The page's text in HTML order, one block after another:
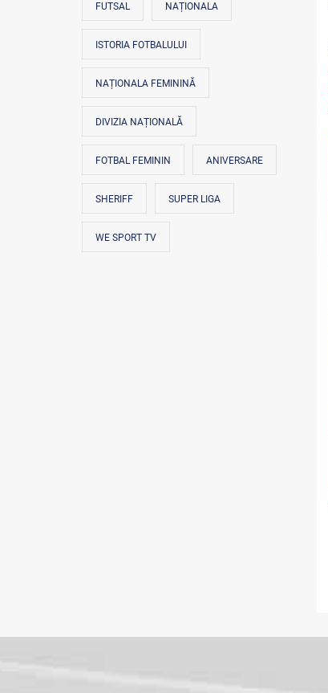
FUTSAL NAȚIONALA
ISTORIA FOTBALULUI
NAȚIONALA FEMININĂ
DIVIZIA NAȚIONALĂ
FOTBAL FEMININ ANIVERSARE
SHERIFF SUPER LIGA
WE SPORT TV